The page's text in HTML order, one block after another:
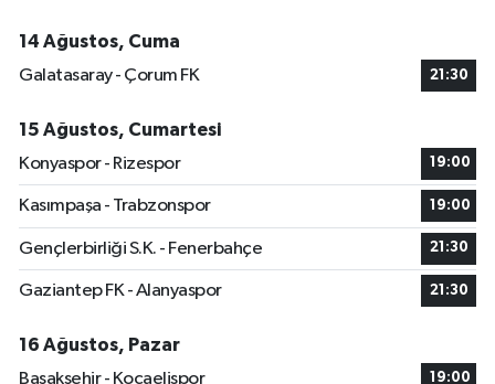
14 Ağustos, Cuma
Galatasaray - Çorum FK
21:30
15 Ağustos, Cumartesi
Konyaspor - Rizespor
19:00
Kasımpaşa - Trabzonspor 19:00
Gençlerbirliği S.K. - Fenerbahçe 21:30
Gaziantep FK - Alanyaspor 21:30
16 Ağustos, Pazar
Başakşehir - Kocaelispor
19:00